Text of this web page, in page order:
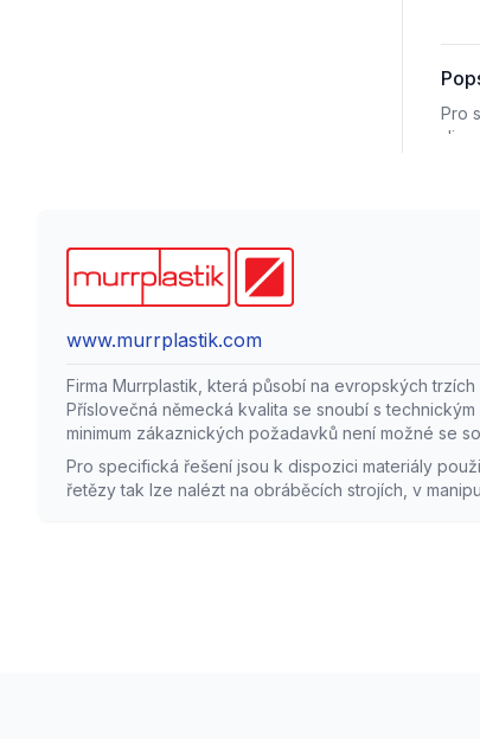
Pro
www.murrplastik.com
Firma Murrplastik, která působí na evropských
Příslovečná německá kvalita se snoubí s
minimum zákaznických požadavků není možné se
Pro specifická řešení jsou k dispozici materiály
řetězy tak lze nalézt na obráběcích strojích, v